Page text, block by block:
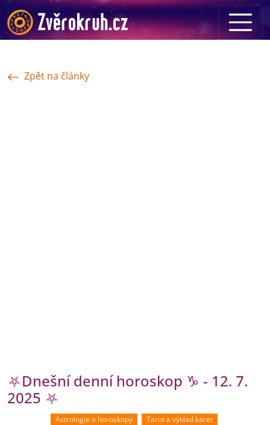
Zpět na články
⛧Dnešní denní horoskop ♑ - 12. 7.
2025 ⛧
Astrologie a horoskopy Tarot a výklad karet